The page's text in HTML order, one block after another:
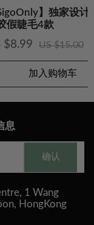
】独家设计
假睫毛4款
$8.99 US $15.00
加入购物车
息
确认
1 Wang
HongKong